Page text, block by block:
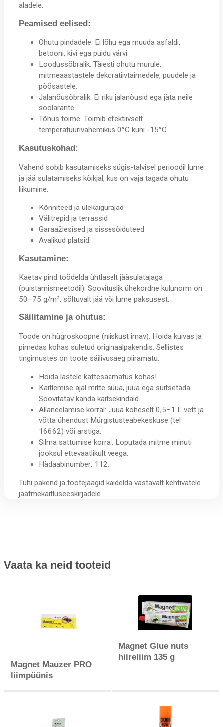
aladele.
Peamised eelised:
Ohutu pindadele: Ei lõhu ega muuda asfaldi,
betooni, kivi ega puidu värvi.
Loodussõbralik: Täiesti ohutu murule,
mitmeaastastele dekoratiivtaimedele, puudele ja
põõsastele.
Jalanõusõbralik: Ei riku jalanõusid ega jäta neile
soolarante.
Tõhus toime: Toimib efektiivselt
temperatuurivahemikus 0°C kuni -15°C.
Kasutuskohad:
Vahend sobib kasutamiseks sügis-talvisel perioodil lume
ja jää sulatamiseks kõikjal, kus on vaja tagada ohutu
liikumine:
Kõnniteed ja ülekäigurajad
Välitrepid ja terrassid
Garaažiesised ja sissesõiduteed
Avalikud platsid
Kasutamine:
Kaetav pind töödelda ühtlaselt jääsulatajaga
(puistamismeetodil). Soovituslik ühekordne kulunorm on
50–75 g/m², sõltuvalt jää või lume paksusest.
Säilitamine ja ohutus:
Toode on hügroskoopne (niiskust imav). Hoida kuivas ja
pimedas kohas suletud originaalpakendis. Sellistes
tingimustes on toote säilivusaeg piiramatu.
Hoida lastele kättesaamatus kohas!
Käitlemise ajal mitte süüa, juua ega suitsetada.
Soovitatav kanda kaitsekindaid.
Allaneelamise korral: Juua koheselt 0,5–1 L vett ja
võtta ühendust Mürgistusteabekeskuse (tel
16662) või arstiga.
Silma sattumise korral: Loputada mitme minuti
jooksul ettevaatlikult veega.
Hädaabinumber: 112.
Tühi pakend ja tootejäägid käidelda vastavalt kehtivatele
jäätmekäitluseeskirjadele.
Vaata ka neid tooteid
Magnet Mauzer PRO
liimpüünis
Magnet Glue nuts
hiireliim 135 g